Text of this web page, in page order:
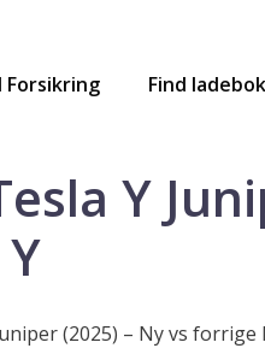
Forsikring Find
Y
(2025) – Ny vs forrige